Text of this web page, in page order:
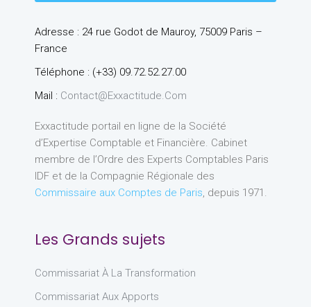
Adresse : 24 rue Godot de Mauroy, 75009 Paris –
France
Téléphone : (+33) 09.72.52.27.00
Mail : Contact@exxactitude.com
Exxactitude portail en ligne de la Société
d’Expertise Comptable et Financière. Cabinet
membre de l’Ordre des Experts Comptables Paris
IDF et de la Compagnie Régionale des
Commissaire aux Comptes de Paris, depuis 1971.
Les Grands sujets
Commissariat À La Transformation
Commissariat Aux Apports